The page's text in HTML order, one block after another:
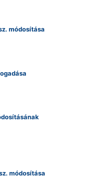
módosítása
módosítása